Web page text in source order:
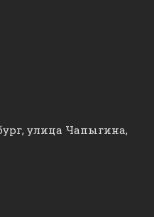
улица Чапыгина,